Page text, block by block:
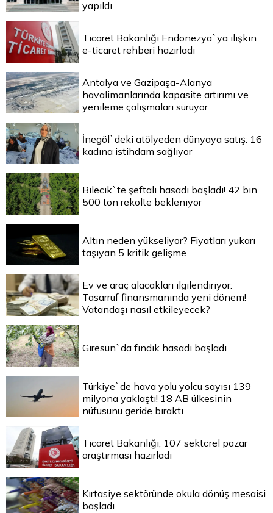
yapıldı
Ticaret Bakanlığı Endonezya`ya ilişkin
e-ticaret rehberi hazırladı
Antalya ve Gazipaşa-Alanya
havalimanlarında kapasite artırımı ve
yenileme çalışmaları sürüyor
İnegöl`deki atölyeden dünyaya satış: 16
kadına istihdam sağlıyor
Bilecik`te şeftali hasadı başladı! 42 bin
500 ton rekolte bekleniyor
Altın neden yükseliyor? Fiyatları yukarı
taşıyan 5 kritik gelişme
Ev ve araç alacakları ilgilendiriyor:
Tasarruf finansmanında yeni dönem!
Vatandaşı nasıl etkileyecek?
Giresun`da fındık hasadı başladı
Türkiye`de hava yolu yolcu sayısı 139
milyona yaklaştı! 18 AB ülkesinin
nüfusunu geride bıraktı
Ticaret Bakanlığı, 107 sektörel pazar
araştırması hazırladı
Kırtasiye sektöründe okula dönüş mesaisi
başladı